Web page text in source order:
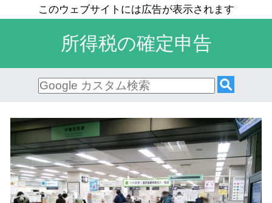
所得税の確定申告